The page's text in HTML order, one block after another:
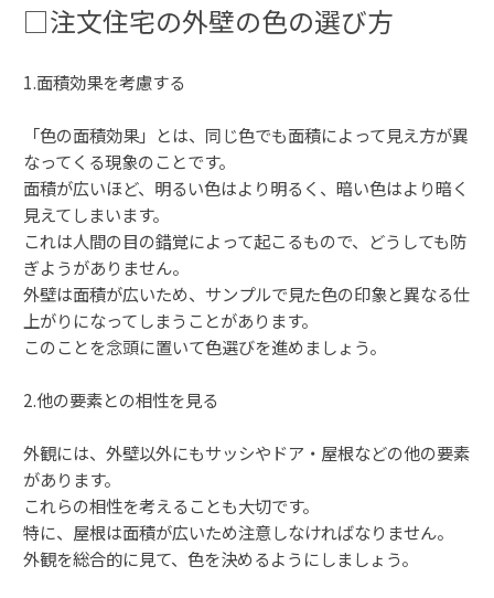
□注文住宅の外壁の色の選び方
1.面積効果を考慮する
「色の面積効果」とは、同じ色でも面積によって見え方が異
なってくる現象のことです。
面積が広いほど、明るい色はより明るく、暗い色はより暗く
見えてしまいます。
これは人間の目の錯覚によって起こるもので、どうしても防
ぎようがありません。
外壁は面積が広いため、サンプルで見た色の印象と異なる仕
上がりになってしまうことがあります。
このことを念頭に置いて色選びを進めましょう。
2.他の要素との相性を見る
外観には、外壁以外にもサッシやドア・屋根などの他の要素
があります。
これらの相性を考えることも大切です。
特に、屋根は面積が広いため注意しなければなりません。
外観を総合的に見て、色を決めるようにしましょう。